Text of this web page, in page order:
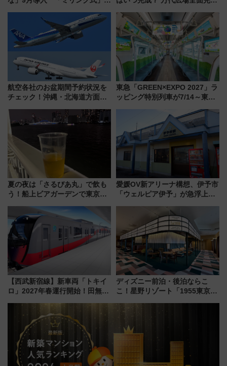
化！安全性や乗り心地の向上に
貢献するだけでなく、全線区で
活躍するための仕組みも
開発、バスタ新潟構想まで徹底
解説！
航空各社のお盆期間予約状況を
チェック！沖縄・北海道方面は
日は？
東急「GREEN×EXPO 2027」ラ
ッピング特別列車が7/14～東
ー！ 注目の編成やデザインまと
夏の夜は「さるびあ丸」で飲も
う！船上ビアガーデンで東京湾
杯……工場直送生ビールや島グ
ルメが美味い
愛媛OV新アリーナ構想、伊予市
「ウェルピア伊予」が急浮上！
で探る鉄道アクセスの未来
【西武新宿線】新車両「トキイ
ロ」2027年春運行開始！田無・
「第2弾」も
ディズニー前泊・後泊ならこ
こ！星野リゾート「1955東京ベ
つの理由 無料バス＆24時間サー
ビスで混雑回避